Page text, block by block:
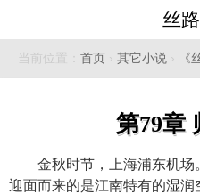
丝
当前位置： 首页 › 其它小说 › 《
第79章
金秋时节，上海浦东机场
迎面而来的是江南特有的湿润